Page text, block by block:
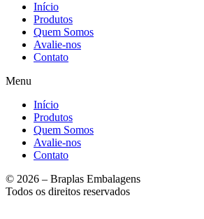
Início
Produtos
Quem Somos
Avalie-nos
Contato
Menu
Início
Produtos
Quem Somos
Avalie-nos
Contato
© 2026 – Braplas Embalagens
Todos os direitos reservados